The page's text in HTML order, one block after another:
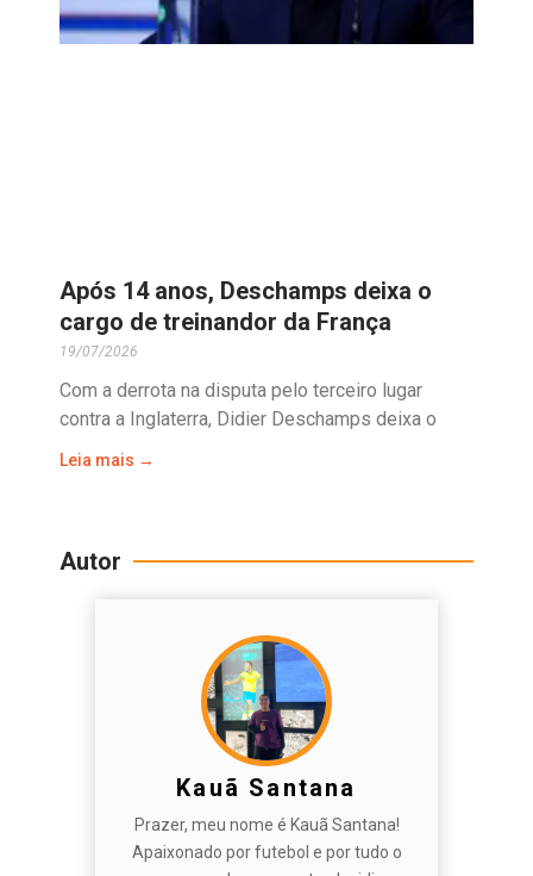
Após 14 anos, Deschamps deixa o
cargo de treinandor da França
19/07/2026
Com a derrota na disputa pelo terceiro lugar
contra a Inglaterra, Didier Deschamps deixa o
Leia mais →
Autor
Kauã Santana
Prazer, meu nome é Kauã Santana!
Apaixonado por futebol e por tudo o